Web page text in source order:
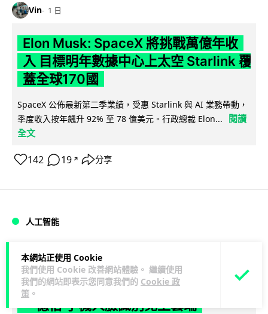
本網站正使用 Cookie
我們使用 Cookie 改善網站體驗。 繼續使用
我們的網站即表示您同意我們的 Cookie 政
策 。
Vin 1 日
Elon Musk: SpaceX 將挑戰萬億年收
入 目標明年數據中心上太空 Starlink 覆
蓋全球170國
SpaceX 公佈最新第二季業績，受惠 Starlink 與 AI 業務帶動，
季度收入按年飆升 92% 至 78 億美元。行政總裁 Elon...
閱讀
全文
142 19 ↗ 分享
人工智能
Vin 1 日
港大研原子級新晶片 AI 搜尋速度提升
一億倍 手機人臉識別免上雲端